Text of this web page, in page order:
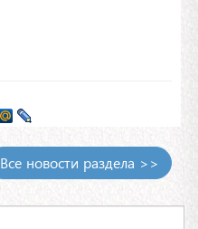
Все новости раздела >>